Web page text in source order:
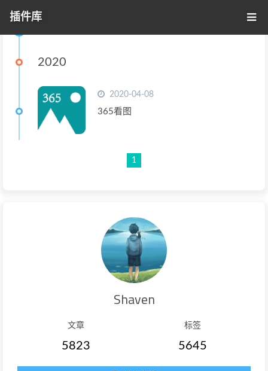
插件库
2020
2020-04-08
365看图
1
Shaven
文章
5823
标签
5645